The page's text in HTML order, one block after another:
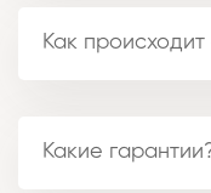
Как
Какие